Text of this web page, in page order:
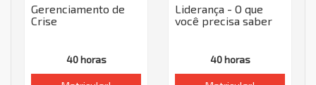
Gerenciamento de
Crise
40 horas
Liderança - O que
você precisa saber
40 horas